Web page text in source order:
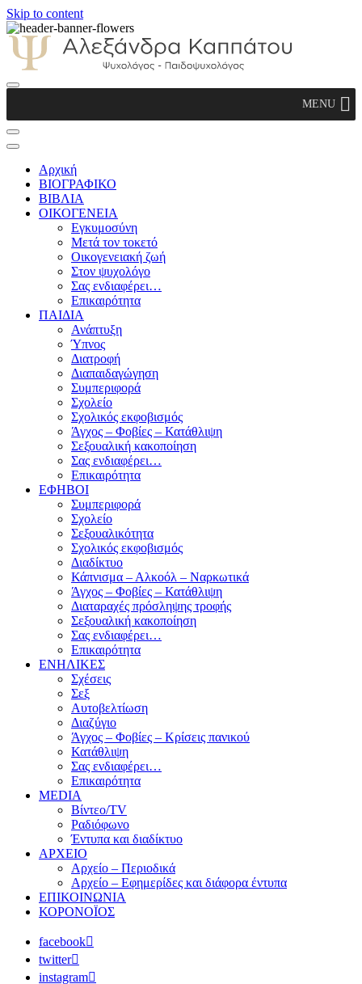
Skip to content
Παιδοψυχολόγος
MENU
Αρχική
ΒΙΟΓΡΑΦΙΚΟ
ΒΙΒΛΙΑ
ΟΙΚΟΓΕΝΕΙΑ
Εγκυμοσύνη
Μετά τον τοκετό
Οικογενειακή ζωή
Στον ψυχολόγο
Σας ενδιαφέρει…
Επικαιρότητα
ΠΑΙΔΙΑ
Ανάπτυξη
Ύπνος
Διατροφή
Διαπαιδαγώγηση
Συμπεριφορά
Σχολείο
Σχολικός εκφοβισμός
Άγχος – Φοβίες – Κατάθλιψη
Σεξουαλική κακοποίηση
Σας ενδιαφέρει…
Επικαιρότητα
ΕΦΗΒΟΙ
Συμπεριφορά
Σχολείο
Σεξουαλικότητα
Σχολικός εκφοβισμός
Διαδίκτυο
Κάπνισμα – Αλκοόλ – Ναρκωτικά
Άγχος – Φοβίες – Κατάθλιψη
Διαταραχές πρόσληψης τροφής
Σεξουαλική κακοποίηση
Σας ενδιαφέρει…
Επικαιρότητα
ΕΝΗΛΙΚΕΣ
Σχέσεις
Σεξ
Αυτοβελτίωση
Διαζύγιο
Άγχος – Φοβίες – Κρίσεις πανικού
Κατάθλιψη
Σας ενδιαφέρει…
Επικαιρότητα
MEDIA
Βίντεο/TV
Ραδιόφωνο
Έντυπα και διαδίκτυο
ΑΡΧΕΙΟ
Αρχείο – Περιοδικά
Αρχείο – Εφημερίδες και διάφορα έντυπα
ΕΠΙΚΟΙΝΩΝΙΑ
ΚΟΡΟΝΟΪΟΣ
facebook
twitter
instagram